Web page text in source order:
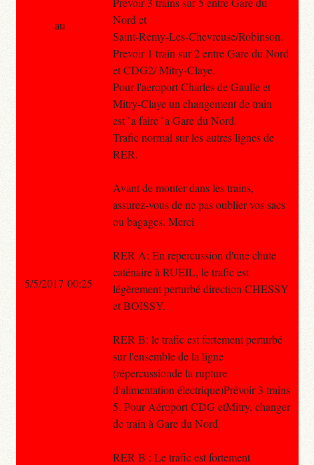
Nord et
Saint-Remy-Les-Chevreuse/Robinson.
Prevoir 1 train sur 2 entre Gare du Nord
et CDG2/ Mitry-Claye.
Pour l'aeroport Charles de Gaulle et
Mitry-Claye un changement de train
est `a faire `a Gare du Nord.
Trafic normal sur les autres lignes de
RER.
Avant de monter dans les trains,
assurez-vous de ne pas oublier vos sacs
ou bagages. Merci
RER A: En repercussion d'une chute
caténaire à RUEIL, le trafic est
légèrement perturbé direction CHESSY
et BOISSY.
RER B: le trafic est fortement perturbé
sur l'ensemble de la ligne
(répercussionde la rupture
d'alimentation électrique)Prévoir 3 trains
5. Pour Aéroport CDG etMitry, changer
de train à Gare du Nord
RER B : Le trafic est fortement
au
5/5/2017 00:25